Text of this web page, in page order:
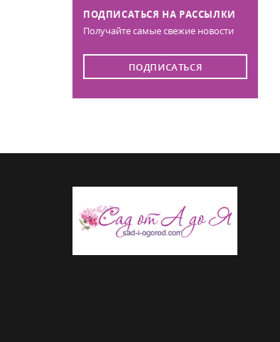
ПОДПИСАТЬСЯ НА РАССЫЛКИ
Получайте самые свежие новости
ПОДПИСАТЬСЯ